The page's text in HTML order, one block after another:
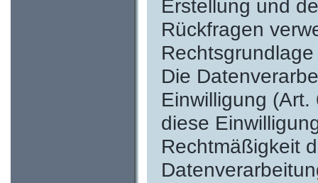
Erstellung und
Rückfragen
Rechtsgrundlage
Die
Einwilligung
diese
Rechtmäßigkeit